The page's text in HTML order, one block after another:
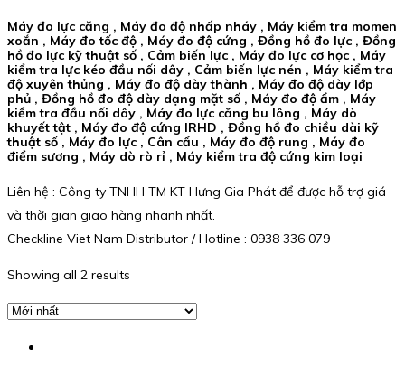
Máy đo lực căng , Máy đo độ nhấp nháy , Máy kiểm tra momen
xoắn , Máy đo tốc độ , Máy đo độ cứng , Đồng hồ đo lực , Đồng
hồ đo lực kỹ thuật số , Cảm biến lực , Máy đo lực cơ học , Máy
kiểm tra lực kéo đầu nối dây , Cảm biến lực nén , Máy kiểm tra
độ xuyên thủng , Máy đo độ dày thành , Máy đo độ dày lớp
phủ , Đồng hồ đo độ dày dạng mặt số , Máy đo độ ẩm , Máy
kiểm tra đầu nối dây , Máy đo lực căng bu lông , Máy dò
khuyết tật , Máy đo độ cứng IRHD , Đồng hồ đo chiều dài kỹ
thuật số , Máy đo lực , Cân cẩu , Máy đo độ rung , Máy đo
điểm sương , Máy dò rò rỉ , Máy kiểm tra độ cứng kim loại
Liên hệ : Công ty TNHH TM KT Hưng Gia Phát để được hỗ trợ giá
và thời gian giao hàng nhanh nhất.
Checkline Viet Nam Distributor / Hotline : 0938 336 079
Showing all 2 results